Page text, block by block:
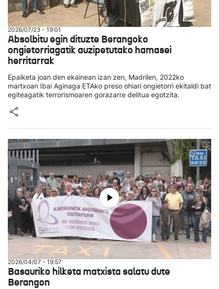
2026/07/23 - 19:01
Absolbitu egin dituzte Berangoko
ongietorriagatik auzipetutako hamasei
herritarrak
Epaiketa joan den ekainean izan zen, Madrilen, 2022ko
martxoan Ibai Aginaga ETAko preso ohiari ongietorri ekitaldi bat
egiteagatik terrorismoaren gorazarre delitua egotzita.
2026/04/07 - 19:57
Basauriko hilketa matxista salatu dute
Berangon